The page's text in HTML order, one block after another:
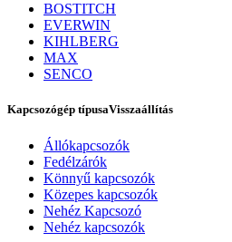
Szerviz
BOSTITCH
EVERWIN
KIHLBERG
MAX
SENCO
Kapcsozógép típusaVisszaállítás
Állókapcsozók
Fedélzárók
Könnyű kapcsozók
Közepes kapcsozók
Nehéz Kapcsozó
Nehéz kapcsozók